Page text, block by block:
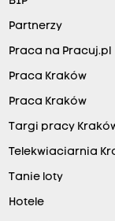
Partnerzy
Praca na Pracuj.pl
Praca Kraków
Praca Kraków
Targi pracy
Telekwiaciarnia
Tanie loty
Hotele